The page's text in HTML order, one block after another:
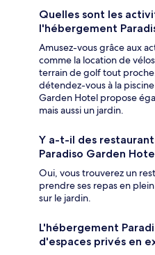
Quelles sont les
l'hébergement
Amusez-vous grâce aux
comme la location de
terrain de golf tout
détendez-vous à la
Garden Hotel propose
mais aussi un jardin.
Y a-t-il des
Paradiso Garden
Oui, vous trouverez un
prendre ses repas en
sur le jardin.
L'hébergement
d'espaces privés en